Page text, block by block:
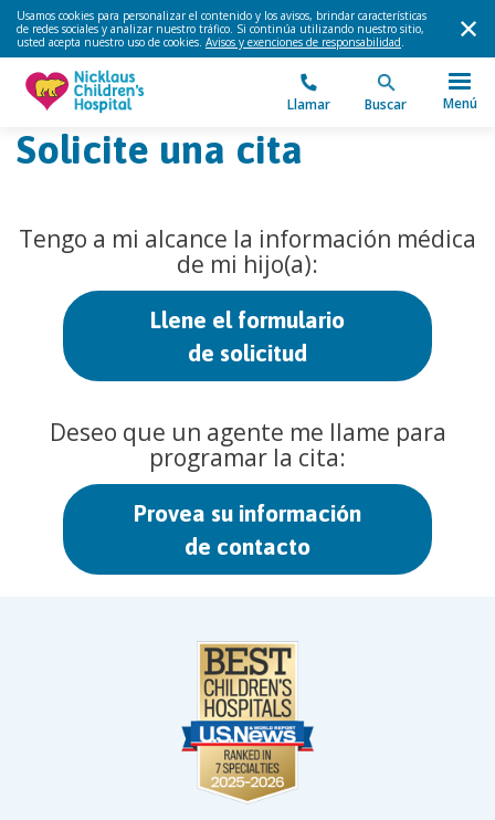
Usamos cookies para personalizar el contenido y los avisos, brindar características
de redes sociales y analizar nuestro tráfico. Si continúa utilizando nuestro sitio,
usted acepta nuestro uso de cookies. Avisos y exenciones de responsabilidad.
Llamar Buscar Menú
Solicite una cita
Tengo a mi alcance la información médica
de mi hijo(a):
Llene el formulario
de solicitud
Deseo que un agente me llame para
programar la cita:
Provea su información
de contacto